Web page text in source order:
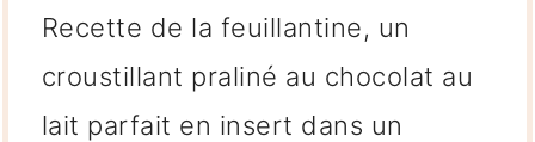
Recette de la feuillantine, un
croustillant praliné au chocolat au
lait parfait en insert dans un